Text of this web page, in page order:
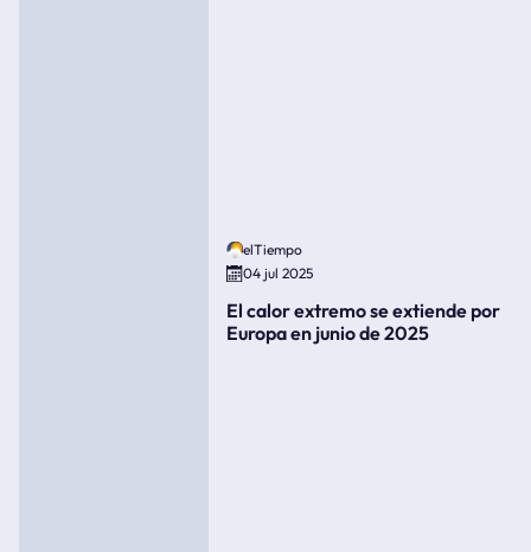
elTiempo
04 jul 2025
El calor extremo se extiende por
Europa en junio de 2025